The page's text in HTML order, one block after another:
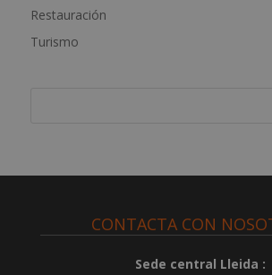
a
i
Restauración
Turismo
CONTACTA CON
Sede central Lleida :